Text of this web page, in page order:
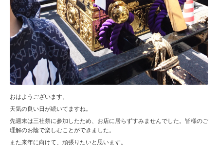
おはようございます。
天気の良い日が続いてますね。
先週末は三社祭に参加したため、お店に居らずすみませんでした。皆様のご
理解のお陰で楽しむことができました。
また来年に向けて、頑張りたいと思います。